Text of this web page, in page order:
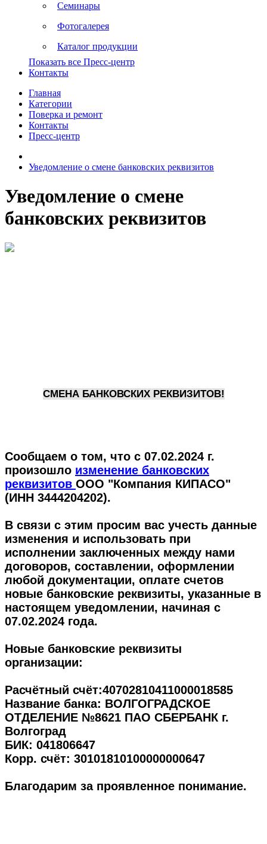
Семинары
Фотогалерея
Каталог продукции
Показать все Пресс-центр
Контакты
Главная
Категории
Поверка и ремонт
Контакты
Пресс-центр
Уведомление о смене банковских реквизитов
Уведомление о смене
банковских реквизитов
СМЕНА БАНКОВСКИХ РЕКВИЗИТОВ!
Сообщаем о том, что с 07.02.2024 г.
произошло изменение банковских
реквизитов ООО "Компания КИПАСО"
(ИНН 3444204202).
В связи с этим просим вас учесть данные
изменения и использовать при
исполнении заключенных между нами
договоров, составлении, оформлении
любой документации, оплате счетов
новые банковские реквизиты, указанные в
настоящем уведомлении, начиная с
07.02.2024 года.
Новые банковские реквизиты
организации:
Расчётный счёт:40702810411000018585
Название банка: ВОЛГОГРАДСКОЕ
ОТДЕЛЕНИЕ №8621 ПАО СБЕРБАНК г.
Волгоград
БИК: 041806647
Корр. счёт: 30101810100000000647
Благодарим за проявленное понимание.